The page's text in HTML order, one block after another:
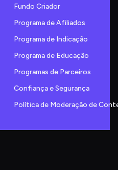
Fundo Criador
Programa de Afiliados
Programa de Indicação
Programa de Educação
Programas de Parceiros
Confiança e Segurança
Política de Moderação de